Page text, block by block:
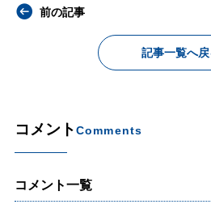
前の記事
記事一覧へ戻
コメントComments
コメント一覧